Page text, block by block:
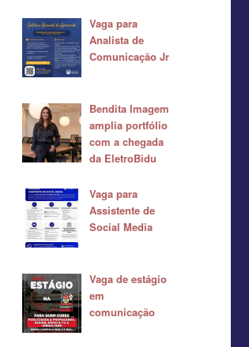
Vaga para
Analista de
Comunicação Jr
Bendita Imagem
amplia portfólio
com a chegada
da EletroBidu
Vaga para
Assistente de
Social Media
Vaga de estágio
em
comunicação